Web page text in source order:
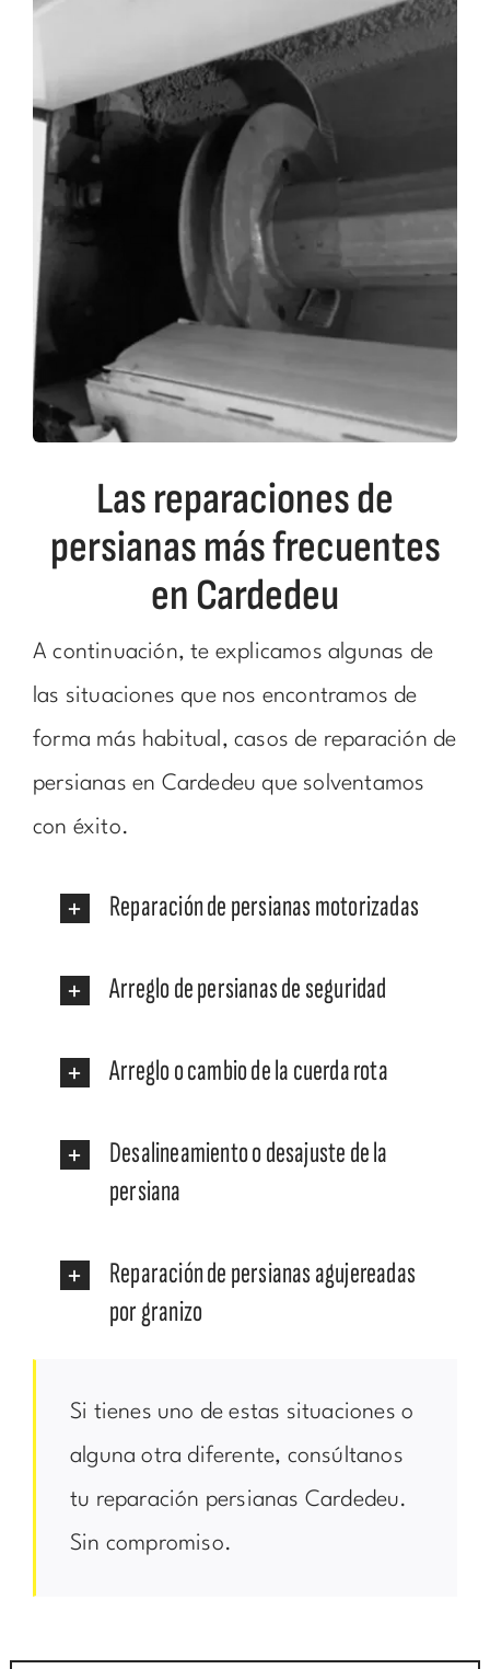
Las reparaciones de
persianas más frecuentes
en Cardedeu
A continuación, te explicamos algunas de
las situaciones que nos encontramos de
forma más habitual, casos de reparación de
persianas en Cardedeu que solventamos
con éxito.
Reparación de persianas motorizadas
Arreglo de persianas de seguridad
Arreglo o cambio de la cuerda rota
Desalineamiento o desajuste de la
persiana
Reparación de persianas agujereadas
por granizo
Si tienes uno de estas situaciones o
alguna otra diferente, consúltanos
tu reparación persianas Cardedeu.
Sin compromiso.